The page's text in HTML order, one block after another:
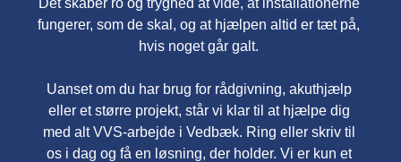
fungerer, som de skal, og at hjælpen altid er tæt på,
hvis noget går galt.
Uanset om du har brug for rådgivning, akuthjælp
eller et større projekt, står vi klar til at hjælpe dig
med alt VVS-arbejde i Vedbæk. Ring eller skriv til
os i dag og få en løsning, der holder. Vi er kun et